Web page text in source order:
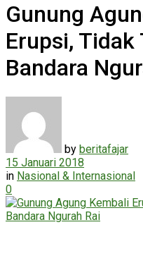
Gunung
Erupsi, Tidak
Bandara
by beritafajar
15 Januari 2018
in Nasional & Internasional
0